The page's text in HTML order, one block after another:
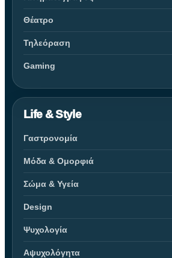
Θέατρο
Τηλεόραση
Gaming
Life & Style
Γαστρονομία
Μόδα & Ομορφιά
Σώμα & Υγεία
Design
Ψυχολογία
Αψυχολόγητα